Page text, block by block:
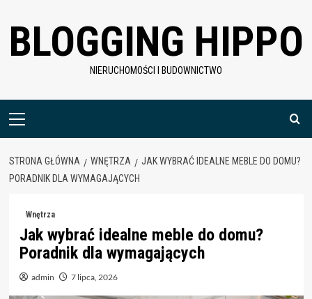
content
BLOGGING HIPPO
NIERUCHOMOŚCI I BUDOWNICTWO
Menu
STRONA GŁÓWNA WNĘTRZA
JAK WYBRAĆ IDEALNE MEBLE DO DOMU?
PORADNIK DLA WYMAGAJĄCYCH
Wnętrza
Jak wybrać idealne meble do domu?
Poradnik dla wymagających
admin 7 lipca, 2026